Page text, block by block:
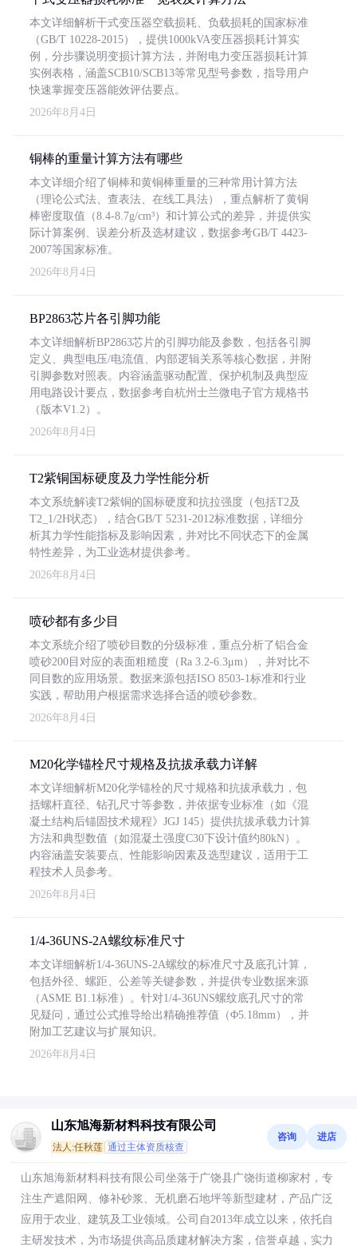
本文详细解析干式变压器空载损耗、负载损耗的国家标准
（GB/T 10228-2015），提供1000kVA变压器损耗计算实
例，分步骤说明变损计算方法，并附电力变压器损耗计算
实例表格，涵盖SCB10/SCB13等常见型号参数，指导用户
快速掌握变压器能效评估要点。
2026年8月4日
铜棒的重量计算方法有哪些
本文详细介绍了铜棒和黄铜棒重量的三种常用计算方法
（理论公式法、查表法、在线工具法），重点解析了黄铜
棒密度取值（8.4-8.7g/cm³）和计算公式的差异，并提供实
际计算案例、误差分析及选材建议，数据参考GB/T 4423-
2007等国家标准。
2026年8月4日
BP2863芯片各引脚功能
本文详细解析BP2863芯片的引脚功能及参数，包括各引脚
定义、典型电压/电流值、内部逻辑关系等核心数据，并附
引脚参数对照表。内容涵盖驱动配置、保护机制及典型应
用电路设计要点，数据参考自杭州士兰微电子官方规格书
（版本V1.2）。
2026年8月4日
T2紫铜国标硬度及力学性能分析
本文系统解读T2紫铜的国标硬度和抗拉强度（包括T2及
T2_1/2H状态），结合GB/T 5231-2012标准数据，详细分
析其力学性能指标及影响因素，并对比不同状态下的金属
特性差异，为工业选材提供参考。
2026年8月4日
喷砂都有多少目
本文系统介绍了喷砂目数的分级标准，重点分析了铝合金
喷砂200目对应的表面粗糙度（Ra 3.2-6.3μm），并对比不
同目数的应用场景。数据来源包括ISO 8503-1标准和行业
实践，帮助用户根据需求选择合适的喷砂参数。
2026年8月4日
M20化学锚栓尺寸规格及抗拔承载力详解
本文详细解析M20化学锚栓的尺寸规格和抗拔承载力，包
括螺杆直径、钻孔尺寸等参数，并依据专业标准（如《混
凝土结构后锚固技术规程》JGJ 145）提供抗拔承载力计算
方法和典型数值（如混凝土强度C30下设计值约80kN）。
内容涵盖安装要点、性能影响因素及选型建议，适用于工
程技术人员参考。
2026年8月4日
1/4-36UNS-2A螺纹标准尺寸
本文详细解析1/4-36UNS-2A螺纹的标准尺寸及底孔计算，
包括外径、螺距、公差等关键参数，并提供专业数据来源
（ASME B1.1标准）。针对1/4-36UNS螺纹底孔尺寸的常
见疑问，通过公式推导给出精确推荐值（Φ5.18mm），并
附加工艺建议与扩展知识。
2026年8月4日
山东旭海新材料科技有限公司
法人:任秋莲 通过主体资质核查
咨询 进店
山东旭海新材料科技有限公司坐落于广饶县广饶街道柳家村，专
注生产遮阳网、修补砂浆、无机磨石地坪等新型建材，产品广泛
应用于农业、建筑及工业领域。公司自2013年成立以来，依托自
主研发技术，为市场提供高品质建材解决方案，信誉卓越，实力